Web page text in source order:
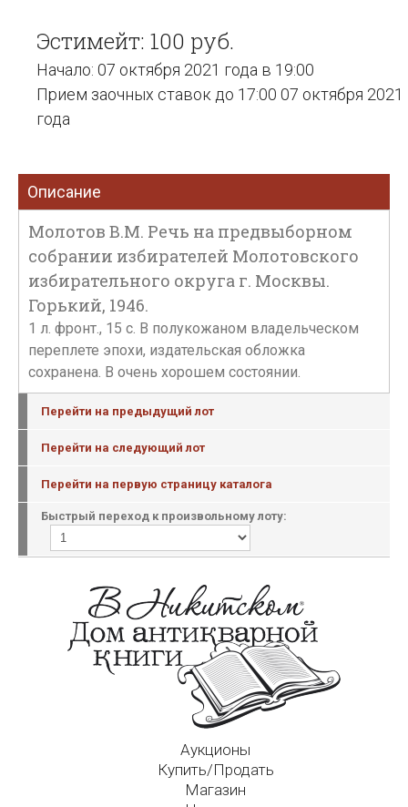
Эстимейт: 100 руб.
Начало: 07 октября 2021 года в 19:00
Прием заочных ставок до 17:00 07 октября 2021
года
Описание
Молотов В.М. Речь на предвыборном
собрании избирателей Молотовского
избирательного округа г. Москвы.
Горький, 1946.
1 л. фронт., 15 с. В полукожаном владельческом
переплете эпохи, издательская обложка
сохранена. В очень хорошем состоянии.
Перейти на предыдущий лот
Перейти на следующий лот
Перейти на первую страницу каталога
Быстрый переход к произвольному лоту:
Аукционы
Купить/Продать
Магазин